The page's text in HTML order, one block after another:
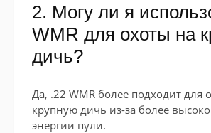
2. Могу ли я
WMR для охоты на
дичь?
Да, .22 WMR более подходит для
крупную дичь из-за более
энергии пули.